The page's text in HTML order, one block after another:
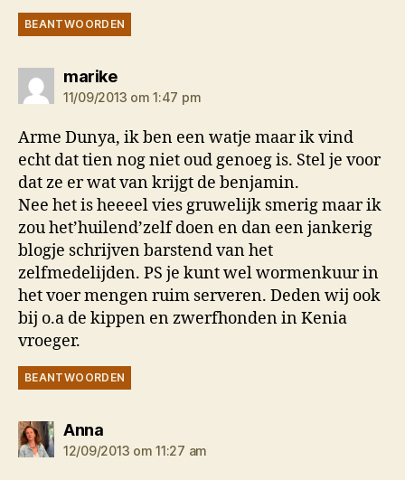
BEANTWOORDEN
marikezegt:
11/09/2013 om 1:47 pm
Arme Dunya, ik ben een watje maar ik vind
echt dat tien nog niet oud genoeg is. Stel je voor
dat ze er wat van krijgt de benjamin.
Nee het is heeeel vies gruwelijk smerig maar ik
zou het’huilend’zelf doen en dan een jankerig
blogje schrijven barstend van het
zelfmedelijden. PS je kunt wel wormenkuur in
het voer mengen ruim serveren. Deden wij ook
bij o.a de kippen en zwerfhonden in Kenia
vroeger.
BEANTWOORDEN
Annazegt:
12/09/2013 om 11:27 am